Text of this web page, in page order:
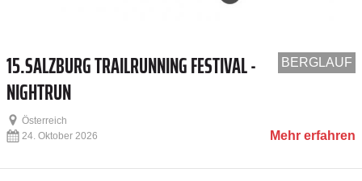
BERGLAUF
15.SALZBURG TRAILRUNNING FESTIVAL -
NIGHTRUN
Österreich
Mehr erfahren
24. Oktober 2026